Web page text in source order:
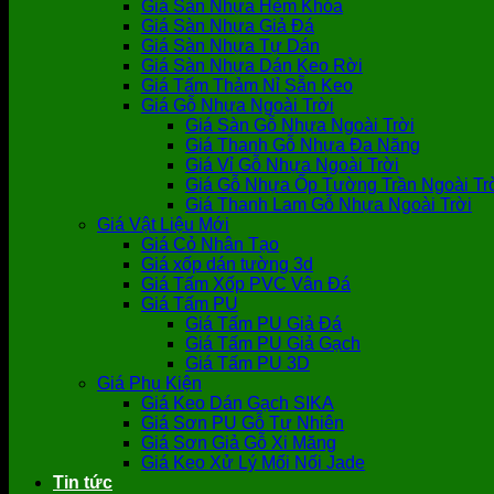
Giá Sàn Nhựa Hèm Khóa
Giá Sàn Nhựa Giả Đá
Giá Sàn Nhựa Tự Dán
Giá Sàn Nhựa Dán Keo Rời
Giá Tấm Thảm Nỉ Sẵn Keo
Giá Gỗ Nhựa Ngoài Trời
Giá Sàn Gỗ Nhựa Ngoài Trời
Giá Thanh Gỗ Nhựa Đa Năng
Giá Vỉ Gỗ Nhựa Ngoài Trời
Giá Gỗ Nhựa Ốp Tường Trần Ngoài
Giá Thanh Lam Gỗ Nhựa Ngoài Trời
Giá Vật Liệu Mới
Giá Cỏ Nhân Tạo
Giá xốp dán tường 3d
Giá Tấm Xốp PVC Vân Đá
Giá Tấm PU
Giá Tấm PU Giả Đá
Giá Tấm PU Giả Gạch
Giá Tấm PU 3D
Giá Phụ Kiện
Giá Keo Dán Gạch SIKA
Giá Sơn PU Gỗ Tự Nhiên
Giá Sơn Giả Gỗ Xi Măng
Giá Keo Xử Lý Mối Nối Jade
Tin tức